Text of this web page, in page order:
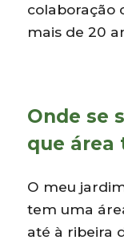
colaboração
mais de 20
Onde se
que área
O meu
tem uma
até à ribeira